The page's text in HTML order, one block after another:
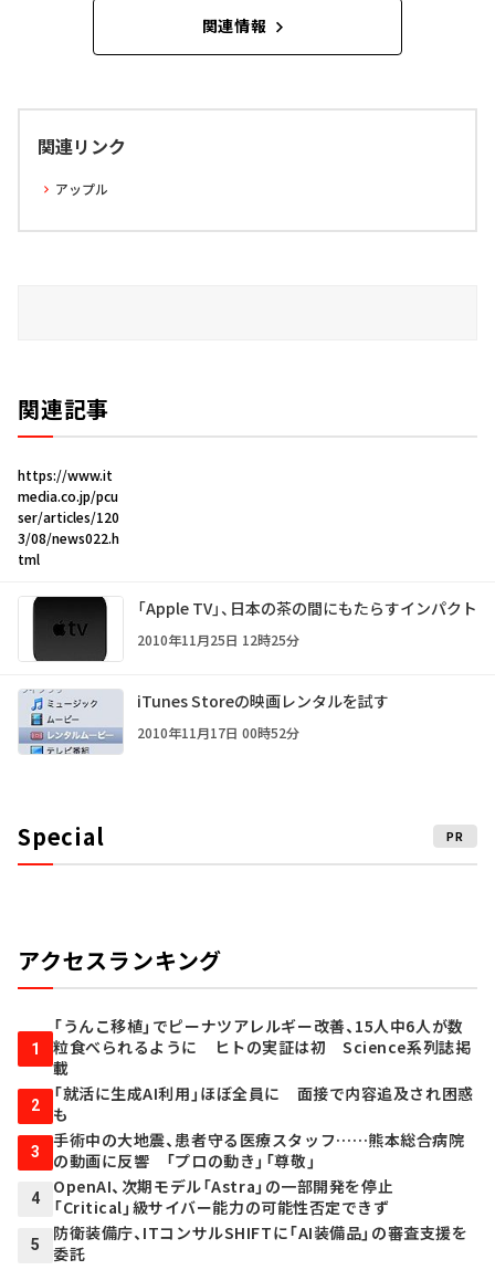
関連情報
関連リンク
アップル
関連記事
https://www.it
media.co.jp/pcu
ser/articles/120
3/08/news022.h
tml
「Apple TV」、日本の茶の間にもたらすインパクト
2010年11月25日 12時25分
iTunes Storeの映画レンタルを試す
2010年11月17日 00時52分
Special PR
アクセスランキング
1
「うんこ移植」でピーナツアレルギー改善、15人中6人が数
粒食べられるように ヒトの実証は初 Science系列誌掲
載
2
「就活に生成AI利用」ほぼ全員に 面接で内容追及され困惑
も
3
手術中の大地震、患者守る医療スタッフ……熊本総合病院
の動画に反響 「プロの動き」「尊敬」
4
OpenAI、次期モデル「Astra」の一部開発を停止
「Critical」級サイバー能力の可能性否定できず
5
防衛装備庁、ITコンサルSHIFTに「AI装備品」の審査支援を
委託